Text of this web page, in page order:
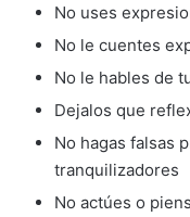
No uses
No le cuentes
No le hables de
Dejalos que
No hagas falsas
tranquilizadores
No actúes o